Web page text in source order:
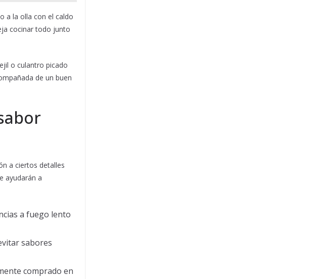
a la olla con el caldo
cocinar todo junto
o culantro picado
de un buen
a ciertos detalles
ayudarán a
a fuego lento
sabores
comprado en